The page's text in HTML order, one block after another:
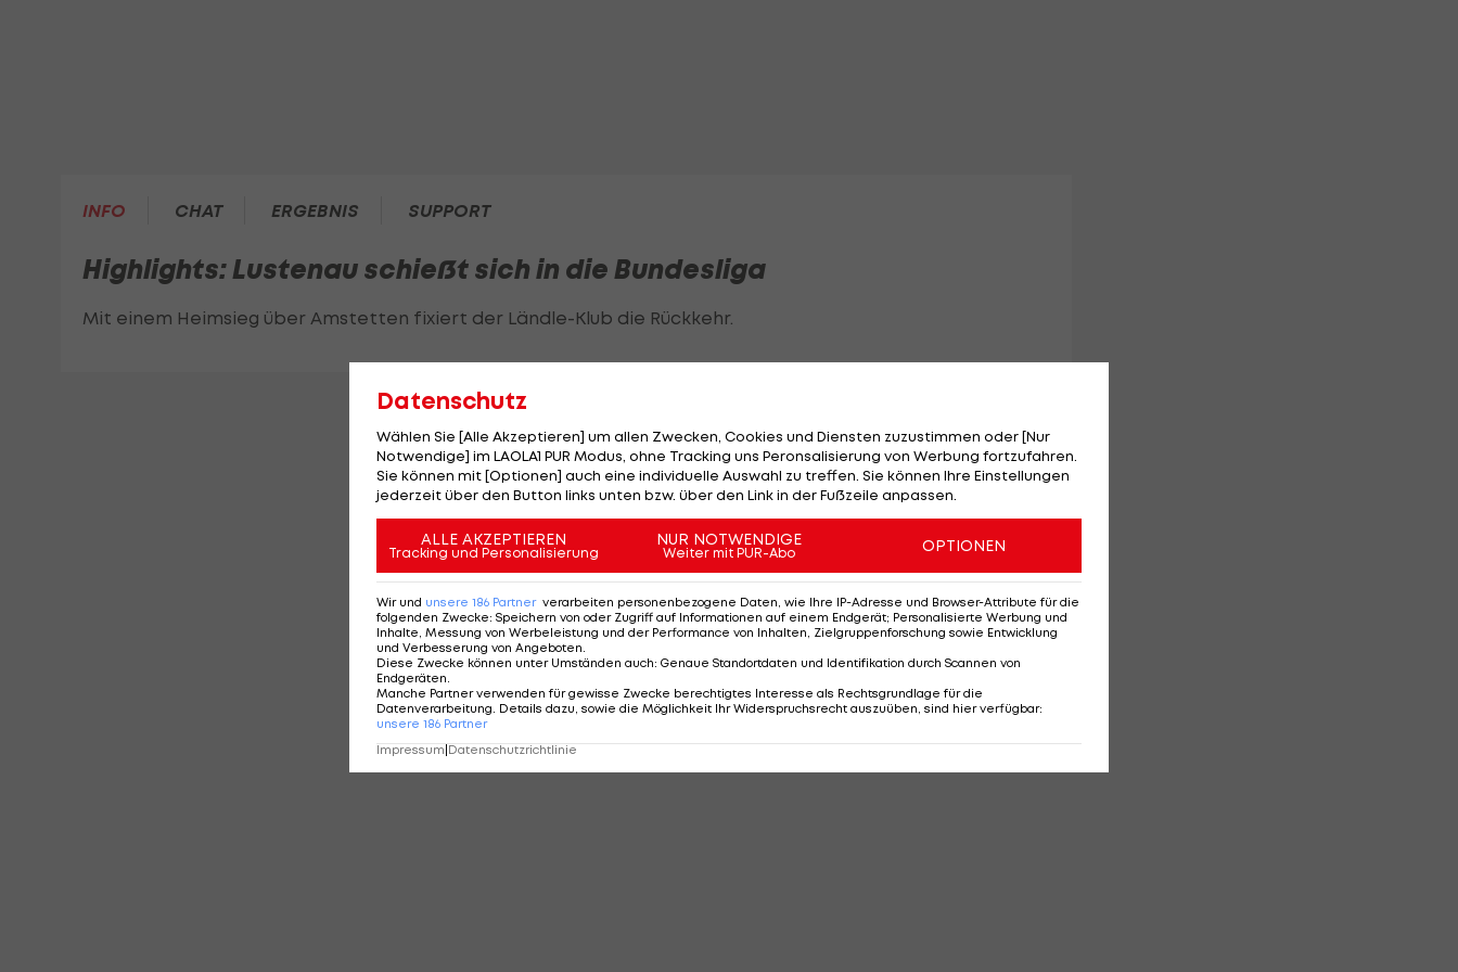
INFO CHAT ERGEBNIS SUPPORT
Highlights: Lustenau schießt sich in die Bundesliga
Mit einem Heimsieg über Amstetten fixiert der Ländle-Klub die Rückkehr.
Datenschutz
Wählen Sie [Alle Akzeptieren] um allen Zwecken, Cookies und Diensten zuzustimmen oder [Nur
Notwendige] im LAOLA1 PUR Modus, ohne Tracking uns Peronsalisierung von Werbung fortzufahren.
Sie können mit [Optionen] auch eine individuelle Auswahl zu treffen. Sie können Ihre Einstellungen
jederzeit über den Button links unten bzw. über den Link in der Fußzeile anpassen.
ALLE AKZEPTIEREN
Tracking und Personalisierung
NUR NOTWENDIGE
Weiter mit PUR-Abo OPTIONEN
Wir und unsere 186 Partner verarbeiten personenbezogene Daten, wie Ihre IP-Adresse und Browser-Attribute für die
folgenden Zwecke: Speichern von oder Zugriff auf Informationen auf einem Endgerät; Personalisierte Werbung und
Inhalte, Messung von Werbeleistung und der Performance von Inhalten, Zielgruppenforschung sowie Entwicklung
und Verbesserung von Angeboten
Diese Zwecke können unter Umständen auch: Genaue Standortdaten und Identifikation durch Scannen von
Endgeräten
Manche Partner verwenden für gewisse Zwecke berechtigtes Interesse als Rechtsgrundlage für die
Datenverarbeitung. Details dazu, sowie die Möglichkeit Ihr Widerspruchsrecht auszuüben, sind hier verfügbar:
unsere 186 Partner
Impressum|Datenschutzrichtlinie